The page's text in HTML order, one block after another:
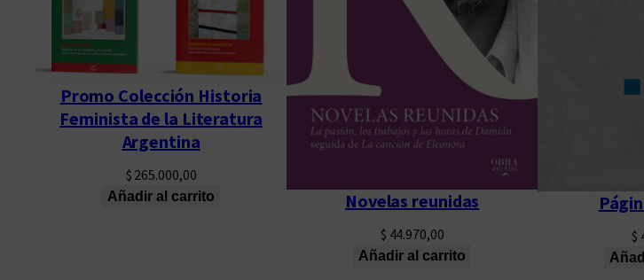
Promo Colección Historia
Feminista de la Literatura
Argentina
$ 265.000,00
Añadir al carrito Novelas reunidas
$ 44.970,00
Añadir al carrito
$